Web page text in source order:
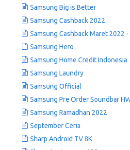
Samsung Big is Better
Samsung Cashback 2022
Samsung Cashback Maret 2022
Samsung Hero
Samsung Home Credit Indonesia
Samsung Laundry
Samsung Official
Samsung Pre Order Soundbar
Samsung Ramadhan 2022
September Ceria
Sharp Android TV 8K